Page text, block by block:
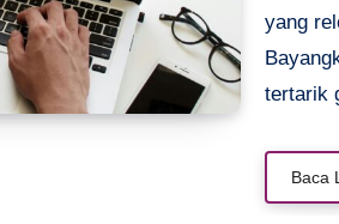
yang
tertarik
minat,
sesuai
Baca